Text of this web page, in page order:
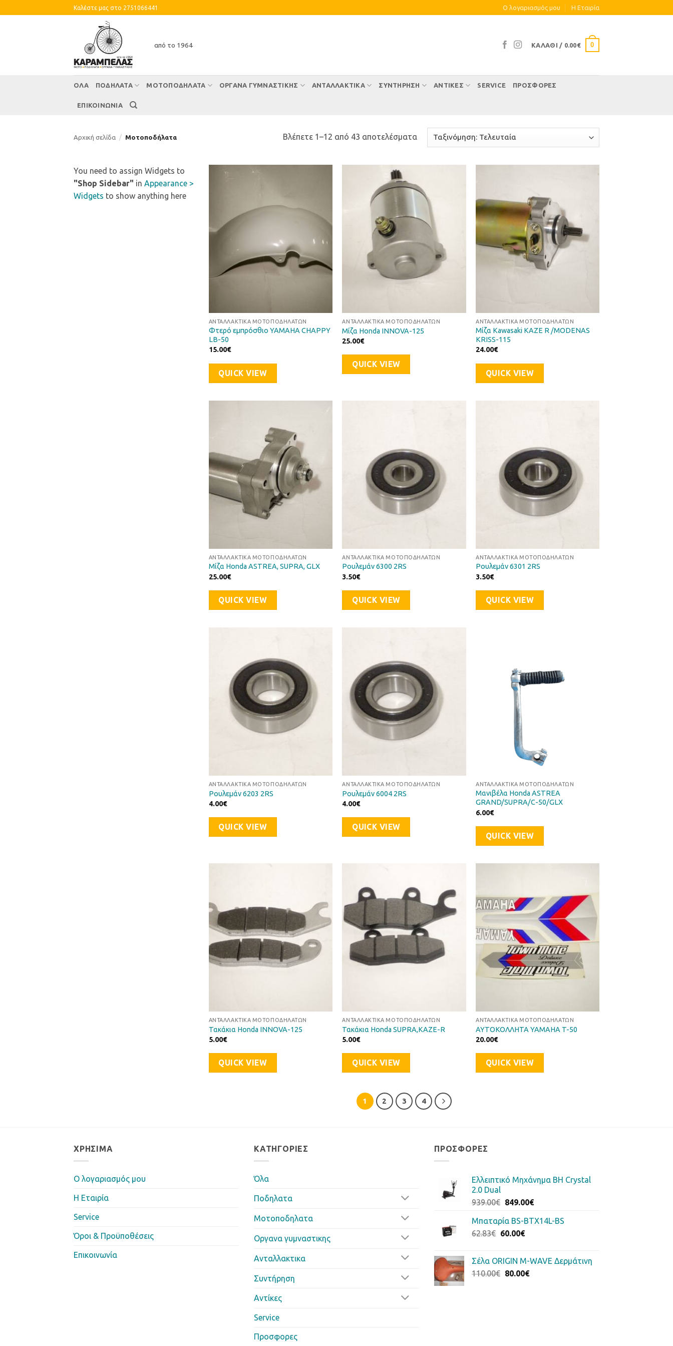
to
Καλέστε μας στο 2751066441 Ο λογαριασμός μου Η Eταιρία
από το 1964 ΚΑΛΆΘΙ / 0.00€ 0
ΌΛΑ ΠΟΔΗΛΑΤΑ ΜΟΤΟΠΟΔΗΛΑΤΑ ΟΡΓΑΝΑ ΓΥΜΝΑΣΤΙΚΗΣ ΑΝΤΑΛΛΑΚΤΙΚΑ ΣΥΝΤΉΡΗΣΗ ΑΝΤΊΚΕΣ SERVICE ΠΡΟΣΦΟΡΕΣ
ΕΠΙΚΟΙΝΩΝΙΑ
Αρχική σελίδα / Μοτοποδήλατα Βλέπετε 1–12 από 43 αποτελέσματαSorted
You need to assign Widgets to
"Shop Sidebar" in Appearance >
Widgets to show anything here
ΑΝΤΑΛΛΑΚΤΙΚΆ ΜΟΤΟΠΟΔΗΛΆΤΩΝ
Φτερό εμπρόσθιο YAMAHA CHAPPY
LB-50
15.00€
QUICK VIEW
Επιθυμιών
ΑΝΤΑΛΛΑΚΤΙΚΆ ΜΟΤΟΠΟΔΗΛΆΤΩΝ
Μίζα Honda INNOVA-125
25.00€
QUICK VIEW
ΑΝΤΑΛΛΑΚΤΙΚΆ ΜΟΤΟΠΟΔΗΛΆΤΩΝ
Μίζα Kawasaki KAZE R /MODENAS
KRISS-115
24.00€
QUICK VIEW
Επιθυμιών
ΑΝΤΑΛΛΑΚΤΙΚΆ ΜΟΤΟΠΟΔΗΛΆΤΩΝ
Μίζα Honda ASTREA, SUPRA, GLX
25.00€
QUICK VIEW
ΑΝΤΑΛΛΑΚΤΙΚΆ ΜΟΤΟΠΟΔΗΛΆΤΩΝ
Ρουλεμάν 6300 2RS
3.50€
QUICK VIEW
ΑΝΤΑΛΛΑΚΤΙΚΆ ΜΟΤΟΠΟΔΗΛΆΤΩΝ
Ρουλεμάν 6301 2RS
3.50€
QUICK VIEW
Επιθυμιών
ΑΝΤΑΛΛΑΚΤΙΚΆ ΜΟΤΟΠΟΔΗΛΆΤΩΝ
Ρουλεμάν 6203 2RS
4.00€
QUICK VIEW
ΑΝΤΑΛΛΑΚΤΙΚΆ ΜΟΤΟΠΟΔΗΛΆΤΩΝ
Ρουλεμάν 6004 2RS
4.00€
QUICK VIEW
ΑΝΤΑΛΛΑΚΤΙΚΆ ΜΟΤΟΠΟΔΗΛΆΤΩΝ
Μανιβέλα Honda ASTREA
GRAND/SUPRA/C-50/GLX
6.00€
QUICK VIEW
Επιθυμιών
ΑΝΤΑΛΛΑΚΤΙΚΆ ΜΟΤΟΠΟΔΗΛΆΤΩΝ
Τακάκια Honda INNOVA-125
5.00€
QUICK VIEW
Προσθήκη
στη Λίστα
Επιθυμιών
ΑΝΤΑΛΛΑΚΤΙΚΆ ΜΟΤΟΠΟΔΗΛΆΤΩΝ
Τακάκια Honda SUPRA,KAZE-R
5.00€
QUICK VIEW
στη Λίστα
Επιθυμιών
ΑΝΤΑΛΛΑΚΤΙΚΆ ΜΟΤΟΠΟΔΗΛΆΤΩΝ
ΑΥΤΟΚΟΛΛΗΤΑ YAMAHA T-50
20.00€
QUICK VIEW
1 2 3 4
ΧΡΉΣΙΜΑ
Ο λογαριασμός μου
Η Eταιρία
Service
Όροι & Προϋποθέσεις
Επικοινωνία
ΚΑΤΗΓΟΡΊΕΣ
Όλα
Ποδηλατα
Μοτοποδηλατα
Οργανα γυμναστικης
Ανταλλακτικα
Συντήρηση
Αντίκες
Service
Προσφορες
ΠΡΟΣΦΟΡΈΣ
Ελλειπτικό Μηχάνημα BH Crystal
2.0 Dual
939.00€ Original
was:
939.00€.
849.00€Η
τιμή
Μπαταρία BS-BTX14L-BS
62.83€ Original
62.83€.
60.00€Η
είναι:
60.00€.
Σέλα ORIGIN M-WAVE Δερμάτινη
110.00€ Original
80.00€Η